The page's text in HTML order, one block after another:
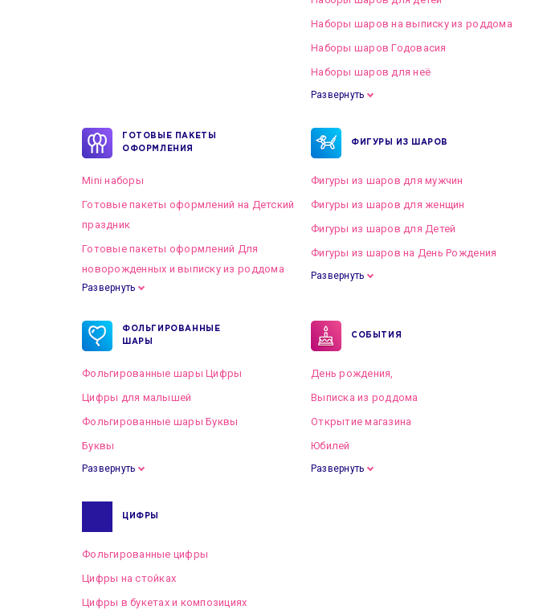
Наборы шаров на выписку из роддома
Наборы шаров Годовасия
Наборы шаров для неё
Развернуть
ГОТОВЫЕ ПАКЕТЫ
ОФОРМЛЕНИЯ
Mini наборы
Готовые пакеты оформлений на Детский
праздник
Готовые пакеты оформлений Для
новорожденных и выписку из роддома
Готовые пакеты оформлений на Свадьбу
Развернуть
ФИГУРЫ ИЗ ШАРОВ
Фигуры из шаров для мужчин
Фигуры из шаров для женщин
Фигуры из шаров для Детей
Фигуры из шаров на День Рождения
Развернуть
ФОЛЬГИРОВАННЫЕ
ШАРЫ
Фольгированные шары Цифры
Цифры для малышей
Фольгированные шары Буквы
Буквы
Развернуть
СОБЫТИЯ
День рождения,
Выписка из роддома
Открытие магазина
Юбилей
Развернуть
ЦИФРЫ
Фольгированные цифры
Цифры на стойках
Цифры в букетах и композициях